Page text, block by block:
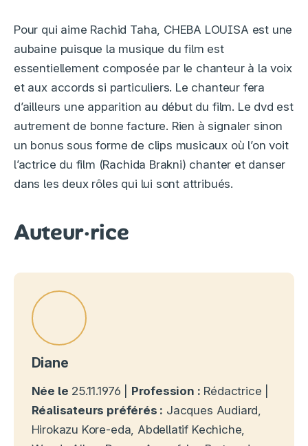
Pour qui aime Rachid Taha, CHEBA LOUISA est une
aubaine puisque la musique du film est
essentiellement composée par le chanteur à la voix
et aux accords si particuliers. Le chanteur fera
d’ailleurs une apparition au début du film. Le dvd est
autrement de bonne facture. Rien à signaler sinon
un bonus sous forme de clips musicaux où l’on voit
l’actrice du film (Rachida Brakni) chanter et danser
dans les deux rôles qui lui sont attribués.
Auteur·rice
Diane
Née le 25.11.1976 | Profession : Rédactrice |
Réalisateurs préférés : Jacques Audiard,
Hirokazu Kore-eda, Abdellatif Kechiche,